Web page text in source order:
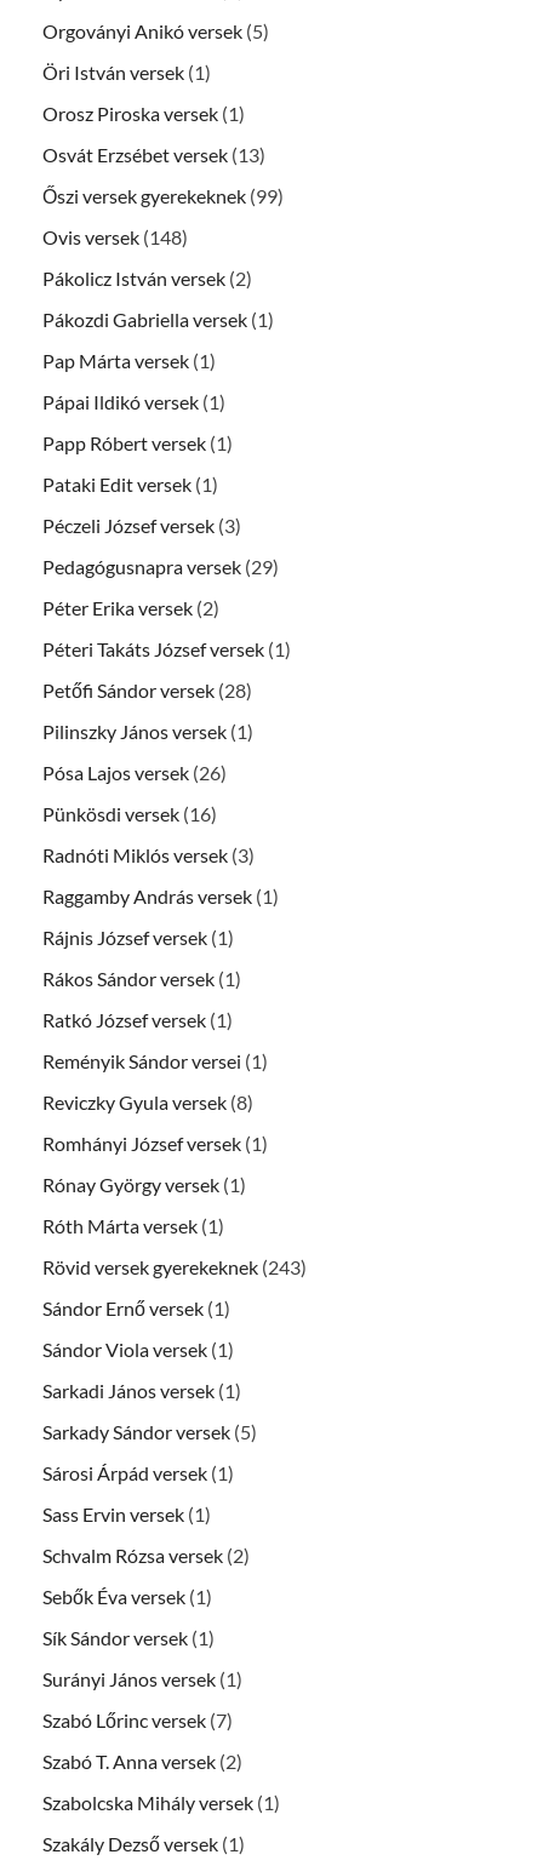
Orgoványi Anikó versek (5)
Öri István versek (1)
Orosz Piroska versek (1)
Osvát Erzsébet versek (13)
Őszi versek gyerekeknek (99)
Ovis versek (148)
Pákolicz István versek (2)
Pákozdi Gabriella versek (1)
Pap Márta versek (1)
Pápai Ildikó versek (1)
Papp Róbert versek (1)
Pataki Edit versek (1)
Péczeli József versek (3)
Pedagógusnapra versek (29)
Péter Erika versek (2)
Péteri Takáts József versek (1)
Petőfi Sándor versek (28)
Pilinszky János versek (1)
Pósa Lajos versek (26)
Pünkösdi versek (16)
Radnóti Miklós versek (3)
Raggamby András versek (1)
Rájnis József versek (1)
Rákos Sándor versek (1)
Ratkó József versek (1)
Reményik Sándor versei (1)
Reviczky Gyula versek (8)
Romhányi József versek (1)
Rónay György versek (1)
Róth Márta versek (1)
Rövid versek gyerekeknek (243)
Sándor Ernő versek (1)
Sándor Viola versek (1)
Sarkadi János versek (1)
Sarkady Sándor versek (5)
Sárosi Árpád versek (1)
Sass Ervin versek (1)
Schvalm Rózsa versek (2)
Sebők Éva versek (1)
Sík Sándor versek (1)
Surányi János versek (1)
Szabó Lőrinc versek (7)
Szabó T. Anna versek (2)
Szabolcska Mihály versek (1)
Szakály Dezső versek (1)